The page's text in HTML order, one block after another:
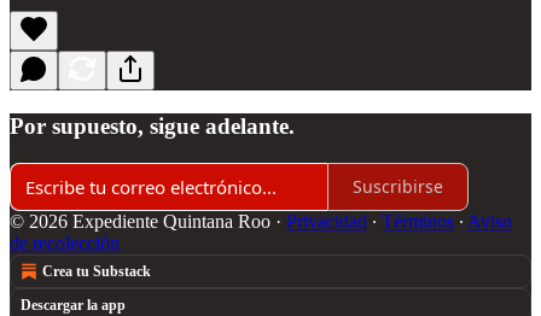
Por supuesto, sigue adelante.
Suscribirse
© 2026 Expediente Quintana Roo · Privacidad ∙ Términos ∙ Aviso
de recolección
Crea tu Substack
Descargar la app